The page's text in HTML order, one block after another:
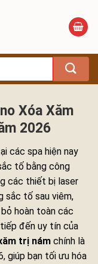
Xóa Xăm
2026
các spa hiện nay
tố bằng công
các thiết bị laser
sắc tố sau viêm,
hoàn toàn các
đến uy tín của
trị nám chính là
giúp bạn tối ưu hóa